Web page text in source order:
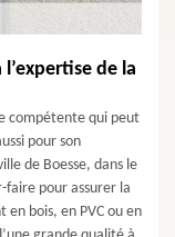
de la
compétente qui peut
pour son
de Boesse, dans le
pour assurer la
bois, en PVC ou en